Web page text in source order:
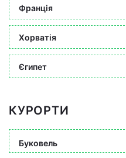
Франція
Хорватія
Єгипет
КУРОРТИ
Буковель